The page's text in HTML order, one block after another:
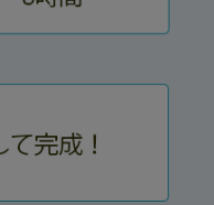
エコ
ち歩けば、ペット